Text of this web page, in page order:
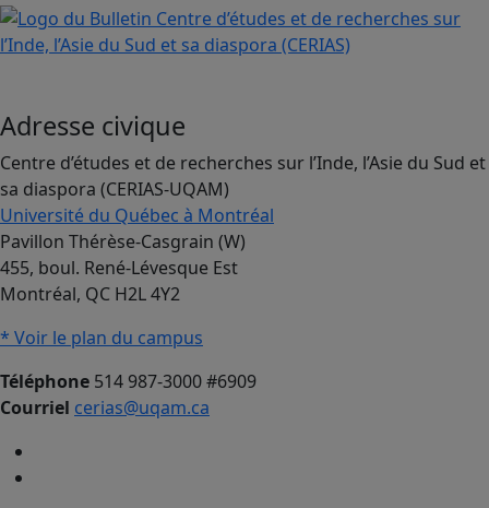
Adresse civique
Centre d’études et de recherches sur l’Inde, l’Asie du Sud et
sa diaspora (CERIAS-UQAM)
Université du Québec à Montréal
Pavillon Thérèse-Casgrain (W)
455, boul. René-Lévesque Est
Montréal, QC H2L 4Y2
* Voir le plan du campus
Téléphone 514 987-3000 #6909
Courriel cerias@uqam.ca